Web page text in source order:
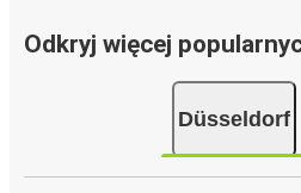
Odkryj więcej
Düsseldorf